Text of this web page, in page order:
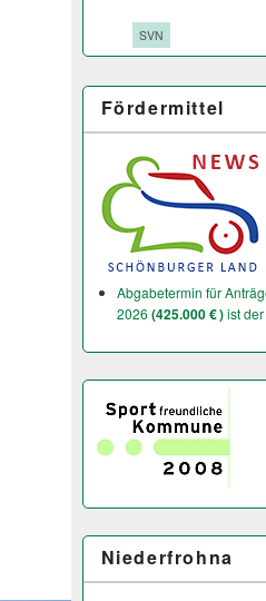
SVN
Fördermittel
Abgabetermin für
2026 (425.000 € )ist der
Niederfrohna